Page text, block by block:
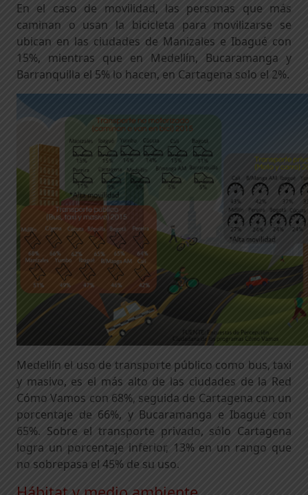
En el caso de movilidad, las personas que más
caminan o usan la bicicleta para movilizarse se
ubican en las ciudades de Manizales e Ibagué con
15%, mientras que en Medellín, Bucaramanga y
Barranquilla el 5% lo hacen, en Cartagena solo el 2%.
Medellín el uso de transporte público como bus, taxi
y masivo, es el más alto de las ciudades de la Red
Cómo Vamos con 68%, seguida de Cartagena con un
porcentaje de 66%, y Bucaramanga e Ibagué con
65%. Sobre el transporte privado, sólo Cartagena
logra un porcentaje inferior, 13% en un rango que
no sobrepasa el 45% de su uso.